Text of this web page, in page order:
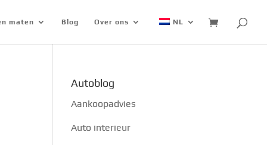
maten Blog Over ons NL
Autoblog
Aankoopadvies
Auto interieur